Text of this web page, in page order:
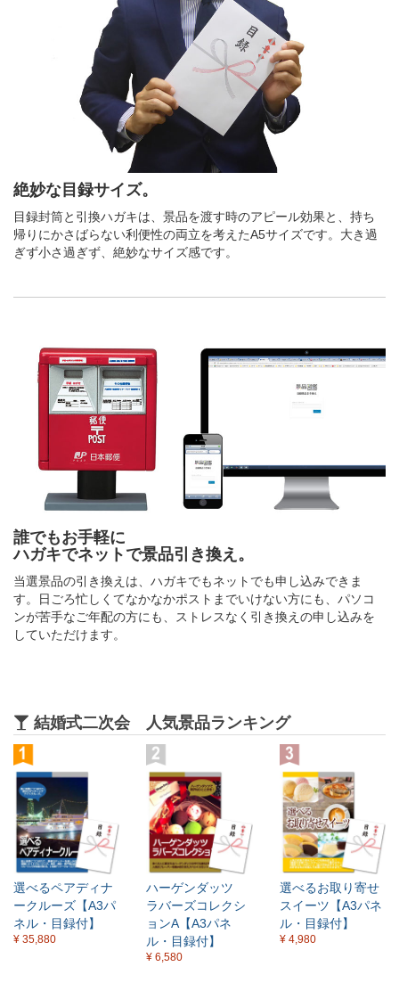
×
絶妙な目録サイズ。
目録封筒と引換ハガキは、景品を渡す時のアピール効果と、持ち
帰りにかさばらない利便性の両立を考えたA5サイズです。大き過
ぎず小さ過ぎず、絶妙なサイズ感です。
誰でもお手軽に
ハガキでネットで景品引き換え。
当選景品の引き換えは、ハガキでもネットでも申し込みできま
す。日ごろ忙しくてなかなかポストまでいけない方にも、パソコ
ンが苦手なご年配の方にも、ストレスなく引き換えの申し込みを
していただけます。
結婚式二次会 人気景品ランキング
選べるペアディナ
ークルーズ【A3パ
ネル・目録付】
¥ 35,880
ハーゲンダッツ
ラバーズコレクシ
ョンA【A3パネ
ル・目録付】
¥ 6,580
選べるお取り寄せ
スイーツ【A3パネ
ル・目録付】
¥ 4,980